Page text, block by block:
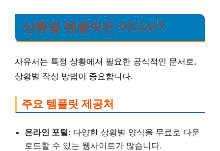
상황별 템플릿은 어디서?
사유서는 특정 상황에서 필요한 공식적인 문서로,
상황별 작성 방법이 중요합니다.
주요 템플릿 제공처
온라인 포털: 다양한 상황별 양식을 무료로 다운
로드할 수 있는 웹사이트가 많습니다.